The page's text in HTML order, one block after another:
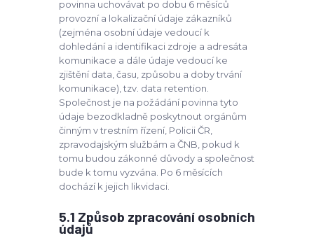
povinna uchovávat po dobu 6 měsíců
provozní a lokalizační údaje zákazníků
(zejména osobní údaje vedoucí k
dohledání a identifikaci zdroje a adresáta
komunikace a dále údaje vedoucí ke
zjištění data, času, způsobu a doby trvání
komunikace), tzv. data retention.
Společnost je na požádání povinna tyto
údaje bezodkladně poskytnout orgánům
činným v trestním řízení, Policii ČR,
zpravodajským službám a ČNB, pokud k
tomu budou zákonné důvody a společnost
bude k tomu vyzvána. Po 6 měsících
dochází k jejich likvidaci.
5.1 Způsob zpracování osobních
údajů